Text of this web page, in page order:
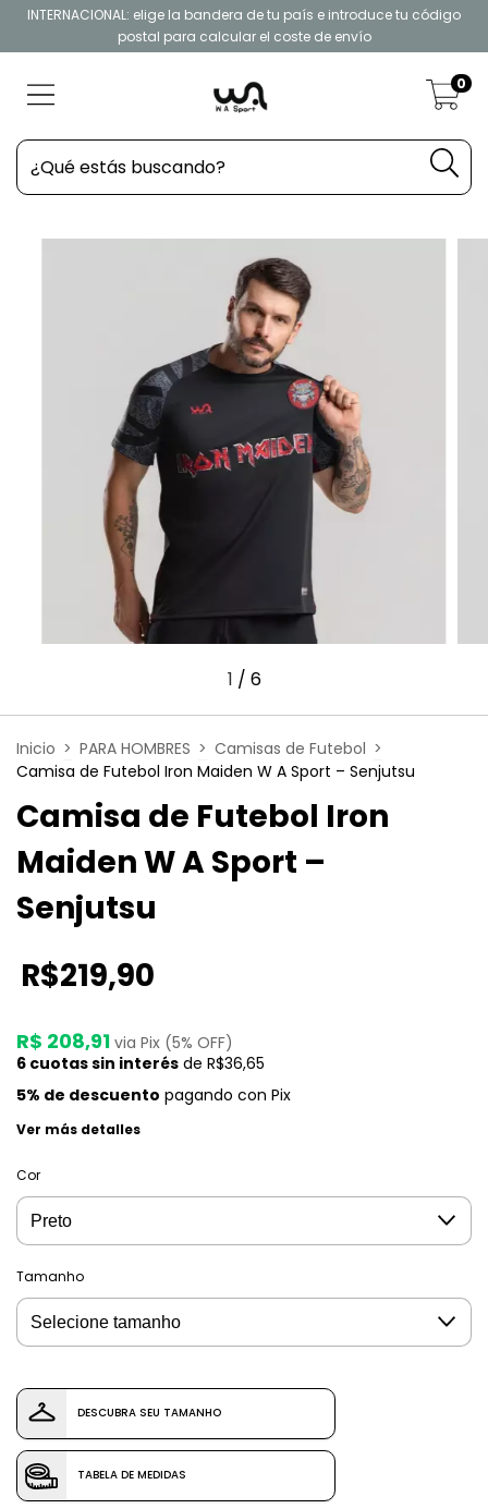
INTERNACIONAL: elige la bandera de tu país e introduce tu código
postal para calcular el coste de envío
0
1 / 6
Inicio > PARA HOMBRES > Camisas de Futebol >
Camisa de Futebol Iron Maiden W A Sport – Senjutsu
Camisa de Futebol Iron
Maiden W A Sport –
Senjutsu
R$219,90
R$ 208,91 via Pix (5% OFF)
6 cuotas sin interés de R$36,65
5% de descuento pagando con Pix
Ver más detalles
Cor
Tamanho
DESCUBRA SEU TAMANHO
TABELA DE MEDIDAS